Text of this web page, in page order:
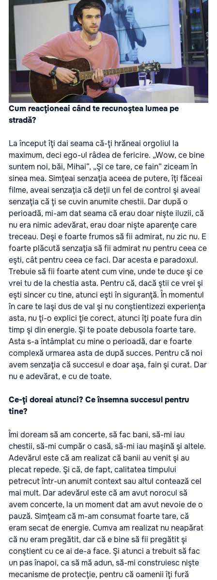
Cum reacţioneai când te recunoştea lumea pe
stradă?
La început îţi dai seama că-ţi hrăneai orgoliul la
maximum, deci ego-ul râdea de fericire. „Wow, ce bine
suntem noi, băi, Mihai“, „Şi ce tare, ce fain“ ziceam în
sinea mea. Simţeai senzaţia aceea de putere, îţi făceai
filme, aveai senzaţia că deţii un fel de control şi aveai
senzaţia că ţi se cuvin anumite chestii. Dar după o
perioadă, mi-am dat seama că erau doar nişte iluzii, că
nu era nimic adevărat, erau doar nişte aparenţe care
treceau. Deşi e foarte frumos să fii admirat, nu zic nu. E
foarte plăcută senzaţia să fii admirat nu pentru ceea ce
eşti, cât pentru ceea ce faci. Dar acesta e paradoxul.
Trebuie să fii foarte atent cum vine, unde te duce şi ce
vrei tu de la chestia asta. Pentru că, dacă ştii ce vrei şi
eşti sincer cu tine, atunci eşti în siguranţă. În momentul
în care te laşi dus de val şi nu conştientizezi experienţa
asta, nu ţi-o explici ţie corect, atunci îţi poate fura din
timp şi din energie. Şi te poate debusola foarte tare.
Asta s-a întâmplat cu mine o perioadă, dar e foarte
complexă urmarea asta de după succes. Pentru că noi
avem senzaţia că succesul e doar aşa, fain şi curat. Dar
nu e adevărat, e cu de toate.
Ce-ţi doreai atunci? Ce însemna succesul pentru
tine?
Îmi doream să am concerte, să fac bani, să-mi iau
chestii, să-mi cumpăr o casă, să-mi iau maşină şi altele.
Adevărul este că am realizat că banii au venit şi au
plecat repede. Şi că, de fapt, calitatea timpului
petrecut într-un anumit context sau altul contează cel
mai mult. Dar adevărul este că am avut norocul să
avem concerte, la un moment dat am avut nevoie de o
pauză. Simţeam că m-am consumat foarte tare, că
eram secat de energie. Cumva am realizat nu neapărat
că nu eram pregătit, dar că e bine să fii pregătit şi
conştient cu ce ai de-a face. Şi atunci a trebuit să fac
un pas înapoi, ca să mă adun, să-mi construiesc nişte
mecanisme de protecţie, pentru că oamenii îţi fură